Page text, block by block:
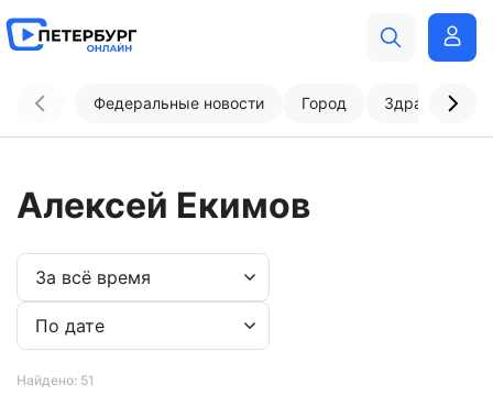
Федеральные новости Город
Алексей Екимов
Найдено: 51